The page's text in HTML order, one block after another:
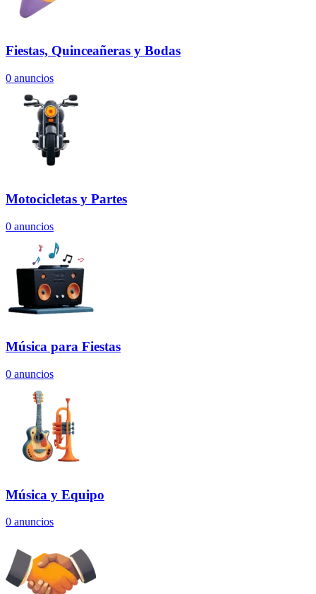
Fiestas, Quinceañeras y Bodas
0 anuncios
Motocicletas y Partes
0 anuncios
Música para Fiestas
0 anuncios
Música y Equipo
0 anuncios